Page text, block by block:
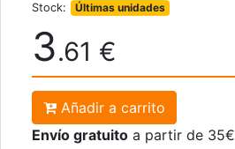
Stock: Últimas unidades
3.61 €
Añadir a carrito
Envío gratuito a partir de 35€